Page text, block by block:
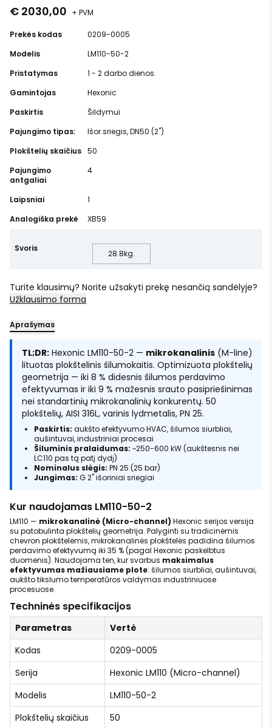
€ 2030,00 + PVM
Prekės kodas
0209-0005
Modelis
LM110-50-2
Pristatymas
1 - 2 darbo dienos.
Gamintojas
Hexonic
Paskirtis
Šildymui
Pajungimo tipas:
Išor.sriegis, DN50 (2")
Plokštelių skaičius 50
Pajungimo
antgaliai
4
Laipsniai
1
Analogiška prekė
XB59
Svoris
28.8kg.
Turite klausimų? Norite užsakyti prekę nesančią sandėlyje?
Užklausimo forma
Aprašymas
TL;DR: Hexonic LM110-50-2 — mikrokanalinis (M-line)
lituotas plokštelinis šilumokaitis. Optimizuota plokštelių
geometrija — iki 8 % didesnis šilumos perdavimo
efektyvumas ir iki 9 % mažesnis srauto pasipriešinimas
nei standartinių mikrokanalinių konkurentų. 50
plokštelių, AISI 316L, varinis lydmetalis, PN 25.
Paskirtis: aukšto efektyvumo HVAC, šilumos siurbliai,
aušintuvai, industriniai procesai
Šiluminis pralaidumas: ~250-600 kW (aukštesnis nei
LC110 pas tą patį dydį)
Nominalus slėgis: PN 25 (25 bar)
Jungimas: G 2" išoriniai sriegiai
Kur naudojamas LM110-50-2
LM110 — mikrokanalinė (Micro-channel) Hexonic serijos versija
su patobulinta plokštelių geometrija. Palyginti su tradicinėmis
chevron plokštelėmis, mikrokanalinės plokštelės padidina šilumos
perdavimo efektyvumą iki 35 % (pagal Hexonic paskelbtus
duomenis). Naudojama ten, kur svarbus maksimalus
efektyvumas mažiausiame plote: šilumos siurbliai, aušintuvai,
aukšto tikslumo temperatūros valdymas industriniuose
procesuose.
Techninės specifikacijos
Parametras
Vertė
Kodas
0209-0005
Serija
Hexonic LM110 (Micro-channel)
Modelis
LM110-50-2
Plokštelių skaičius
50